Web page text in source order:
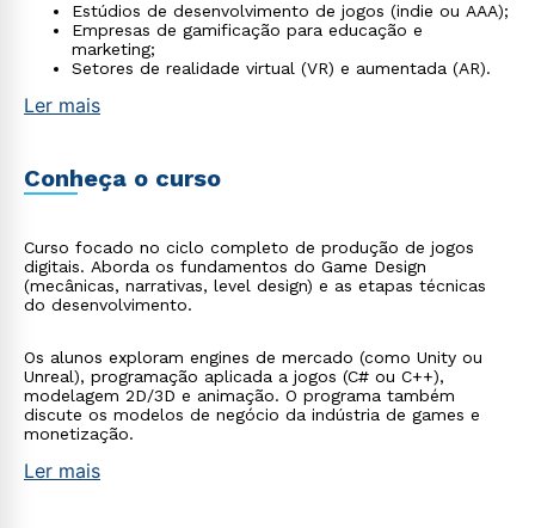
Estúdios de desenvolvimento de jogos (indie ou AAA);
Empresas de gamificação para educação e
marketing;
Setores de realidade virtual (VR) e aumentada (AR).
Ler mais
Conheça o curso
Curso focado no ciclo completo de produção de jogos
digitais. Aborda os fundamentos do Game Design
(mecânicas, narrativas, level design) e as etapas técnicas
do desenvolvimento.
Os alunos exploram engines de mercado (como Unity ou
Unreal), programação aplicada a jogos (C# ou C++),
modelagem 2D/3D e animação. O programa também
discute os modelos de negócio da indústria de games e
monetização.
Ler mais